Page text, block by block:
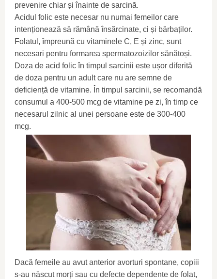
prevenire chiar și înainte de sarcină.
Acidul folic este necesar nu numai femeilor care
intenționează să rămână însărcinate, ci și bărbaților.
Folatul, împreună cu vitaminele C, E și zinc, sunt
necesari pentru formarea spermatozoizilor sănătoși.
Doza de acid folic în timpul sarcinii este ușor diferită
de doza pentru un adult care nu are semne de
deficiență de vitamine. În timpul sarcinii, se recomandă
consumul a 400-500 mcg de vitamine pe zi, în timp ce
necesarul zilnic al unei persoane este de 300-400
mcg.
Dacă femeile au avut anterior avorturi spontane, copiii
s-au născut morți sau cu defecte dependente de folat,